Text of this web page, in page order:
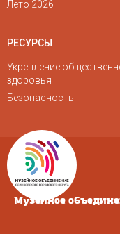
Лето 2026
РЕСУРСЫ
Укрепление
здоровья
Безопасность
Музейное